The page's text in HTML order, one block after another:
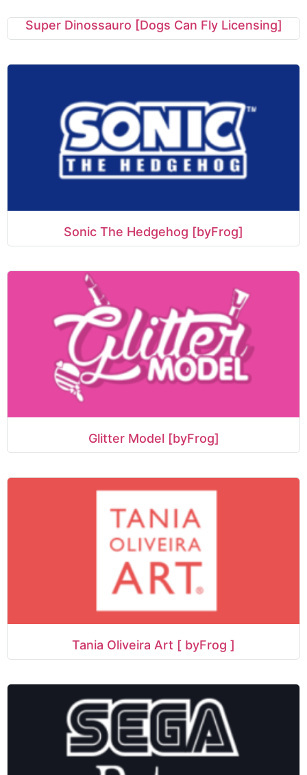
Super Dinossauro [Dogs Can Fly Licensing]
Sonic The Hedgehog [byFrog]
Glitter Model [byFrog]
Tania Oliveira Art [ byFrog ]